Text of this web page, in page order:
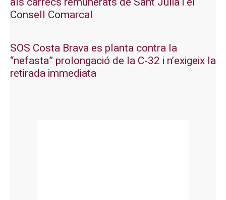
Consell Comarcal
SOS Costa Brava es planta contra la
“nefasta” prolongació de la C-32 i n’exigeix la
retirada immediata